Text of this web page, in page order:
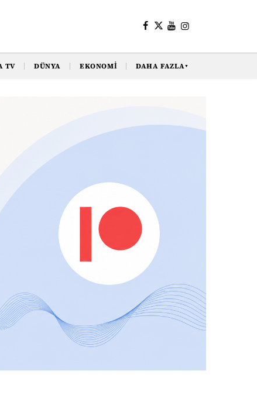
TV DÜNYA EKONOMI DAHA FAZLA▼
şehit yakınını yine kovmuş